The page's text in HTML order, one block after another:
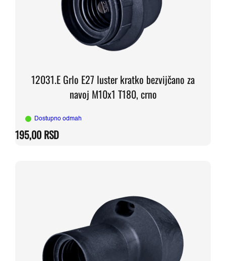
12031.E Grlo E27 luster kratko bezvijčano za
navoj M10x1 T180, crno
Dostupno odmah
195,00 RSD